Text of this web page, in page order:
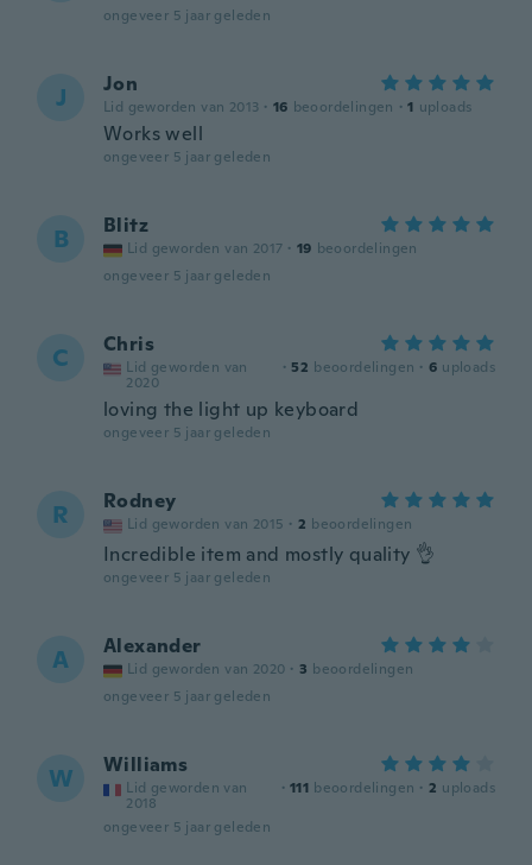
ongeveer 5 jaar geleden
J Jon
Lid geworden van 2013 · 16 beoordelingen · 1 uploads
Works well
ongeveer 5 jaar geleden
B Blitz
Lid geworden van 2017 · 19 beoordelingen
ongeveer 5 jaar geleden
C Chris
Lid geworden van
2020
· 52 beoordelingen · 6 uploads
loving the light up keyboard
ongeveer 5 jaar geleden
R Rodney
Lid geworden van 2015 · 2 beoordelingen
Incredible item and mostly quality 👌
ongeveer 5 jaar geleden
A Alexander
Lid geworden van 2020 · 3 beoordelingen
ongeveer 5 jaar geleden
W Williams
Lid geworden van
2018
· 111 beoordelingen · 2 uploads
ongeveer 5 jaar geleden